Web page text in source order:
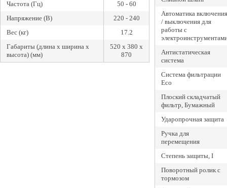
Частота (Гц)
50 - 60
Напряжение (В)
220 - 240
Вес (кг)
17.2
Габариты (длина х ширина х
высота) (мм)
520 x 380 x
870
Автоматика включения
/ выключения для
работы с
Антистатическая
система
Система фильтрации
Eco
Плоский складчатый
фильтр, Бумажный
Ударопрочная защита
Ручка для
перемещения
Степень защиты, I
Поворотный ролик с
тормозом